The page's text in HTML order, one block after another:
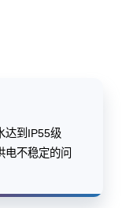
到IP55级
不稳定的问